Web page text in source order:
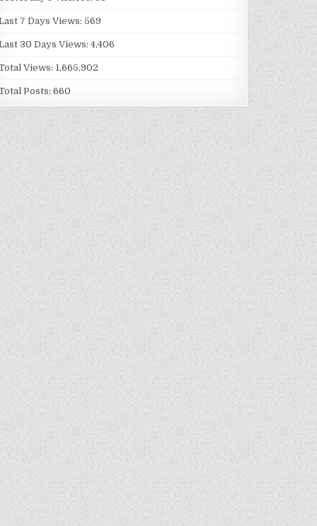
7 Days Views:569
30 Days Views:4,406
Views: 1,665,902
Posts:660